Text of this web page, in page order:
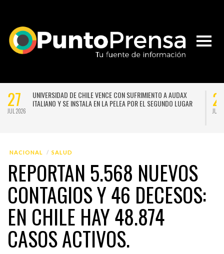
27
JUL 2026
UNIVERSIDAD DE CHILE VENCE CON SUFRIMIENTO A AUDAX
ITALIANO Y SE INSTALA EN LA PELEA POR EL SEGUNDO LUGAR
JUL
NACIONAL SALUD
REPORTAN 5.568 NUEVOS
CONTAGIOS Y 46 DECESOS:
EN CHILE HAY 48.874
CASOS ACTIVOS.